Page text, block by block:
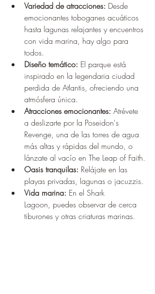
Variedad de atracciones: Desde
emocionantes toboganes acuáticos
hasta lagunas relajantes y encuentros
con vida marina, hay algo para
todos.
Diseño temático: El parque está
inspirado en la legendaria ciudad
perdida de Atlantis, ofreciendo una
atmósfera única.
Atracciones emocionantes: Atrévete
a deslizarte por la Poseidon's
Revenge, una de las torres de agua
más altas y rápidas del mundo, o
lánzate al vacío en The Leap of Faith.
Oasis tranquilas: Relájate en las
playas privadas, lagunas o jacuzzis.
Vida marina: En el Shark
Lagoon, puedes observar de cerca
tiburones y otras criaturas marinas.